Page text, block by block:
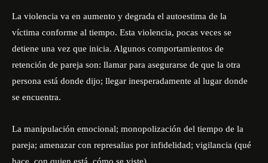
La violencia va en aumento y degrada el autoestima de la
víctima conforme al tiempo. Esta violencia, pocas veces se
detiene una vez que inicia. Algunos comportamientos de
retención de pareja son: llamar para asegurarse de que la otra
persona está donde dijo; llegar inesperadamente al lugar donde
se encuentra.
La manipulación emocional; monopolización del tiempo de la
pareja; amenazar con represalias por infidelidad; vigilancia (qué